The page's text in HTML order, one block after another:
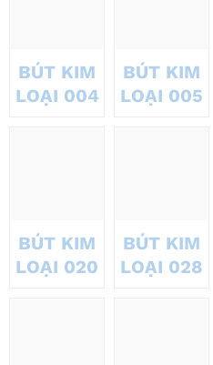
BÚT KIM
LOẠI 004
BÚT KIM
LOẠI 005
BÚT KIM
LOẠI 020
BÚT KIM
LOẠI 028